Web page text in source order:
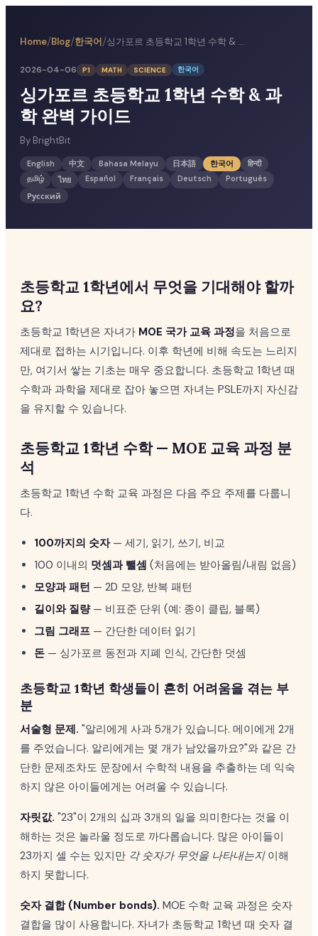
Home/Blog/한국어/ 싱가포르 초등학교 1학년 수학 & 과학 완벽 가이드
2026-04-06 P1 MATH SCIENCE 한국어
싱가포르 초등학교 1학년 수학 & 과
학 완벽 가이드
By BrightBit
English 中文 Bahasa Melayu 日本語 한국어
हिन्दी
தமிழ்
ไทย Español Français Deutsch
Português
Русский
초등학교 1학년에서 무엇을 기대해야 할까
요?
초등학교 1학년은 자녀가 MOE 국가 교육 과정을 처음으로
제대로 접하는 시기입니다. 이후 학년에 비해 속도는 느리지
만, 여기서 쌓는 기초는 매우 중요합니다. 초등학교 1학년 때
수학과 과학을 제대로 잡아 놓으면 자녀는 PSLE까지 자신감
을 유지할 수 있습니다.
초등학교 1학년 수학 — MOE 교육 과정 분
석
초등학교 1학년 수학 교육 과정은 다음 주요 주제를 다룹니
다.
100까지의 숫자— 세기, 읽기, 쓰기, 비교
100 이내의 덧셈과 뺄셈 (처음에는 받아올림/내림 없음)
모양과 패턴 — 2D 모양, 반복 패턴
길이와 질량— 비표준 단위 (예: 종이 클립, 블록)
그림 그래프 — 간단한 데이터 읽기
돈 — 싱가포르 동전과 지폐 인식, 간단한 덧셈
초등학교 1학년 학생들이 흔히 어려움을 겪는 부
분
서술형 문제. "알리에게 사과 5개가 있습니다. 메이에게 2개
를 주었습니다. 알리에게는 몇 개가 남았을까요?"와 같은 간
단한 문제조차도 문장에서 수학적 내용을 추출하는 데 익숙
하지 않은 아이들에게는 어려울 수 있습니다.
자릿값. "23"이 2개의 십과 3개의 일을 의미한다는 것을 이
해하는 것은 놀라울 정도로 까다롭습니다. 많은 아이들이
23까지 셀 수는 있지만 각 숫자가 무엇을 나타내는지이해
하지 못합니다.
숫자 결합 (Number bonds). MOE 수학 교육 과정은 숫자
결합을 많이 사용합니다. 자녀가 초등학교 1학년 때 숫자 결